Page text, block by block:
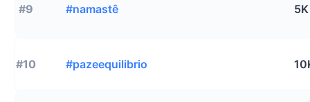
#9 #namastê 5K
#10 #pazeequilibrio